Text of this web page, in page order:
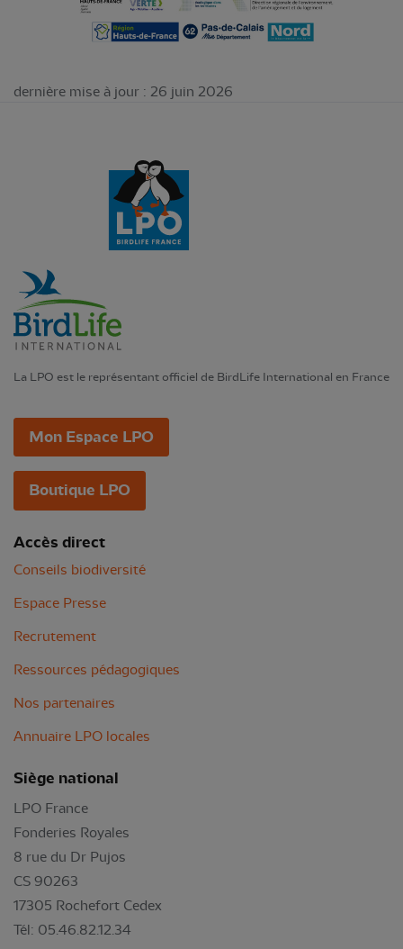
dernière mise à jour : 26 juin 2026
La LPO est le représentant officiel de BirdLife International en France
Mon Espace LPO
Boutique LPO
Accès direct
Conseils biodiversité
Espace Presse
Recrutement
Ressources pédagogiques
Nos partenaires
Annuaire LPO locales
Siège national
LPO France
Fonderies Royales
8 rue du Dr Pujos
CS 90263
17305 Rochefort Cedex
Tél: 05.46.82.12.34